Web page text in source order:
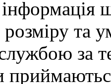
розміру та
за